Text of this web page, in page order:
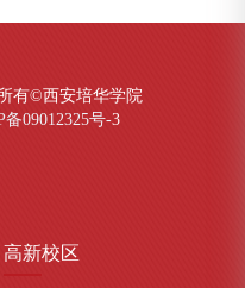
有©西安培华学院
备09012325号-3
高新校区